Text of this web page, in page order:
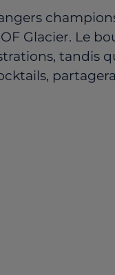
Glacier. Le
tandis